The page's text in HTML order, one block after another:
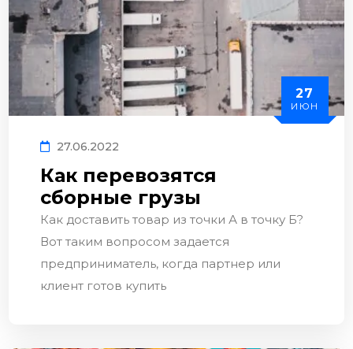
27
ИЮН
27.06.2022
Как перевозятся
сборные грузы
Как доставить товар из точки А в точку Б?
Вот таким вопросом задается
предприниматель, когда партнер или
клиент готов купить